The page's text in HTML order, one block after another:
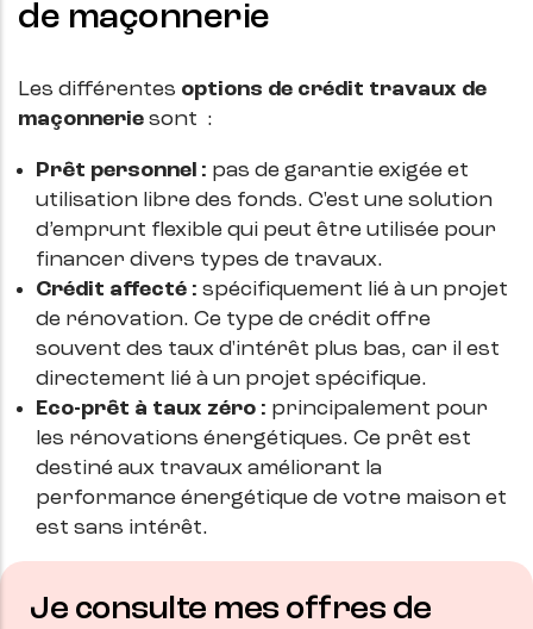
de maçonnerie
Les différentes options de crédit travaux de
maçonnerie sont :
Prêt personnel : pas de garantie exigée et
utilisation libre des fonds. C'est une solution
d’emprunt flexible qui peut être utilisée pour
financer divers types de travaux.
Crédit affecté : spécifiquement lié à un projet
de rénovation. Ce type de crédit offre
souvent des taux d'intérêt plus bas, car il est
directement lié à un projet spécifique.
Eco-prêt à taux zéro : principalement pour
les rénovations énergétiques. Ce prêt est
destiné aux travaux améliorant la
performance énergétique de votre maison et
est sans intérêt.
Je consulte mes offres de